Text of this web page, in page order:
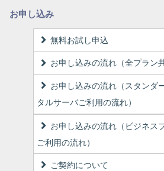
お申し込み
無料お試し申込
お申し込みの流れ（全プラン
お申し込みの流れ（スタンダ
タルサーバご利用の流れ）
お申し込みの流れ（ビジネス
ご利用の流れ）
ご契約について